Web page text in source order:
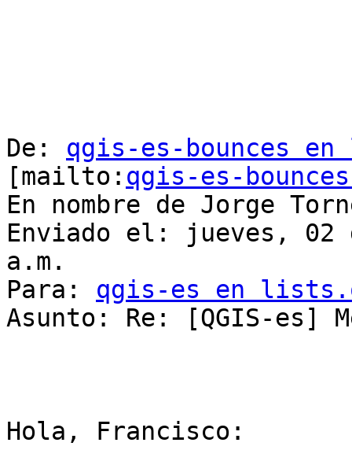
De: qgis-es-bounces
[mailto: qgis-es-
En nombre de Jorge
Enviado el: jueves, 02
a.m.
Para: qgis-es en
Asunto: Re: [QGIS-es]
Hola, Francisco: